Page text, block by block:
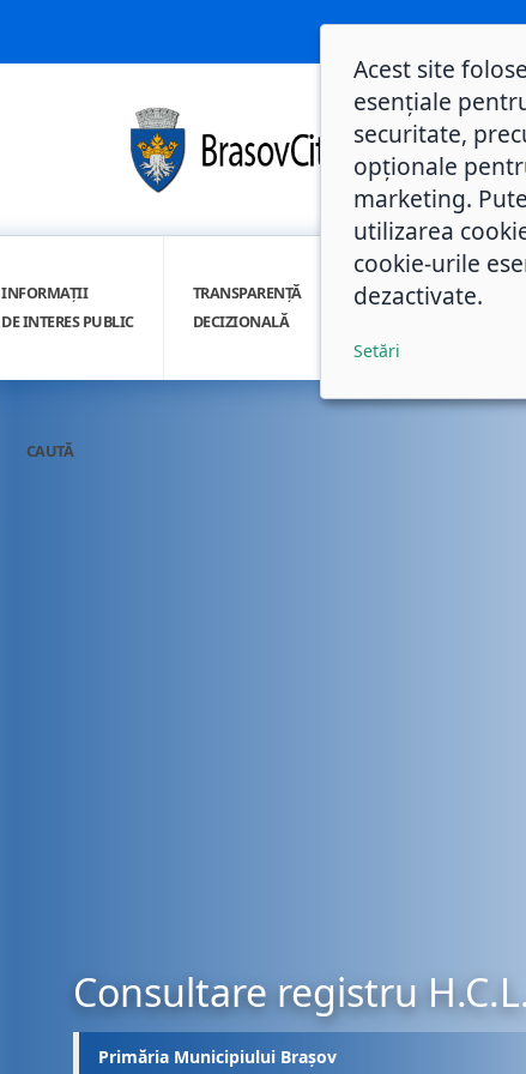
INFORMAȚII
DE INTERES PUBLIC
TRANSPARENȚĂ
DECIZIONALĂ
INTEGRITATE
CAUTĂ
Consultare registru
Primăria Municipiului Brașov
Acest site
esențiale
securitate,
opționale
marketing.
utilizarea
cookie-urile
dezactivate.
Setări